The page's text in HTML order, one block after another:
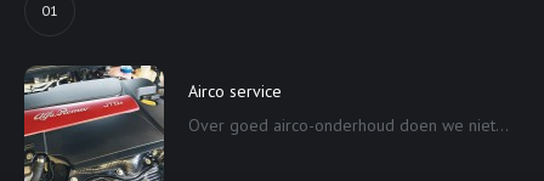
01
Airco service
Over goed airco-onderhoud doen we niet...